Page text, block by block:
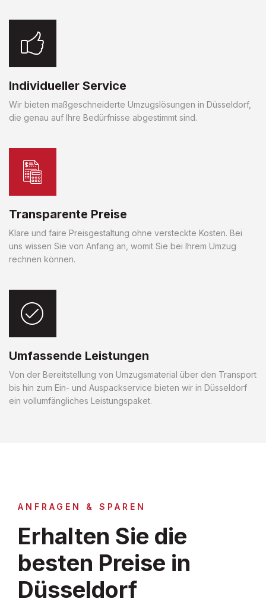
Individueller Service
Wir bieten maßgeschneiderte Umzugslösungen in Düsseldorf,
die genau auf Ihre Bedürfnisse abgestimmt sind.
Transparente Preise
Klare und faire Preisgestaltung ohne versteckte Kosten. Bei
uns wissen Sie von Anfang an, womit Sie bei Ihrem Umzug
rechnen können.
Umfassende Leistungen
Von der Bereitstellung von Umzugsmaterial über den Transport
bis hin zum Ein- und Auspackservice bieten wir in Düsseldorf
ein vollumfängliches Leistungspaket.
ANFRAGEN & SPAREN
Erhalten Sie die
besten Preise in
Düsseldorf